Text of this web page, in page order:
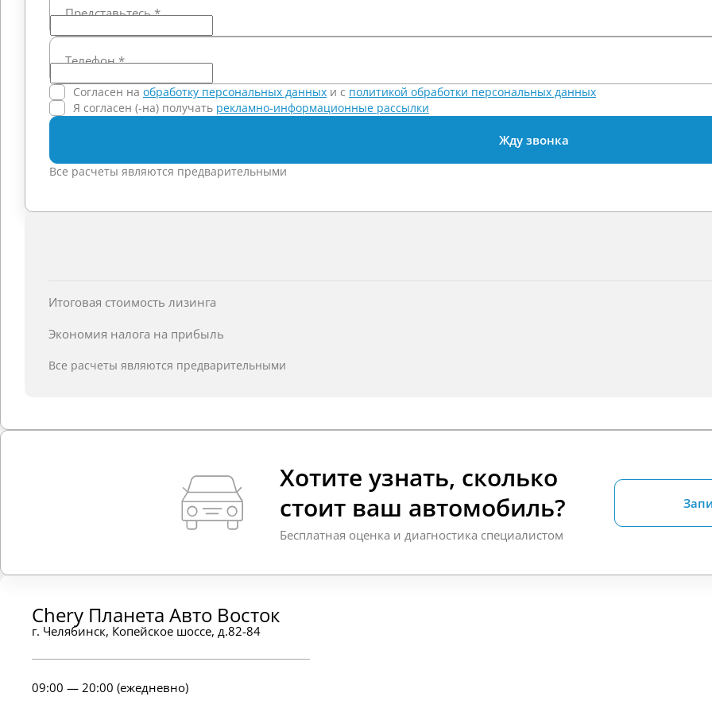
Представьтесь*
Телефон*
Согласен на обработку персональных данных и c политикой обработки персональных данных
Я согласен (-на) получать рекламно-информационные рассылки
Жду звонка
Все расчеты являются предварительными
Итоговая стоимость лизинга
Экономия налога на прибыль
Все расчеты являются предварительными
Хотите узнать, сколько
стоит ваш автомобиль?
Бесплатная оценка и диагностика специалистом
Chery Планета Авто Восток
г. Челябинск, Копейское шоссе, д.82-84
09:00 — 20:00 (ежедневно)